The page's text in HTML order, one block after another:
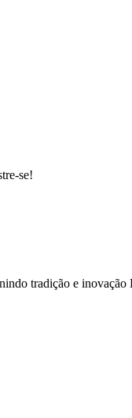
se!
tradição e